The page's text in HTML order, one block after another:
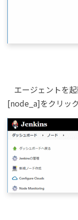
エージェントを
[node_a]をクリック